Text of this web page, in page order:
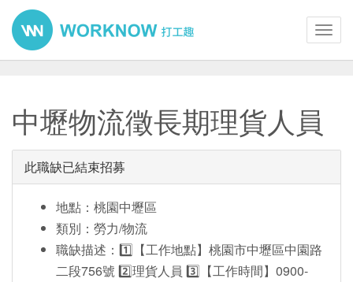
中壢物流徵長期理貨人員
此職缺已結束招募
地點：桃園中壢區
類別：勞力/物流
職缺描述：1️⃣【工作地點】桃園市中壢區中園路
二段756號 2️⃣理貨人員 3️⃣【工作時間】0900-